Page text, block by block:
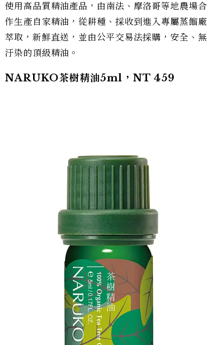
使用高品質精油產品，由南法、摩洛哥等地農場合
作生產自家精油，從耕種、採收到進入專屬蒸餾廠
萃取，新鮮直送，並由公平交易法採購，安全、無
汙染的頂級精油。
NARUKO茶樹精油5ml，NT 459